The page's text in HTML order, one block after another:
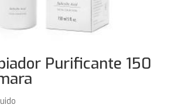
Purificante 150